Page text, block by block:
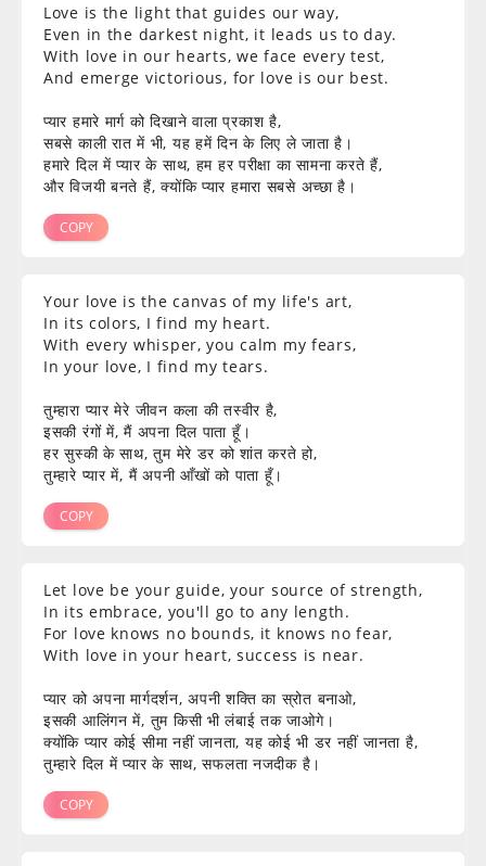
Love is the light that guides our way,
Even in the darkest night, it leads us to day.
With love in our hearts, we face every test,
And emerge victorious, for love is our best.
प्यार हमारे मार्ग को दिखाने वाला प्रकाश है,
सबसे काली रात में भी, यह हमें दिन के लिए ले जाता है।
हमारे दिल में प्यार के साथ, हम हर परीक्षा का सामना करते हैं,
और विजयी बनते हैं, क्योंकि प्यार हमारा सबसे अच्छा है।
COPY
Your love is the canvas of my life's art,
In its colors, I find my heart.
With every whisper, you calm my fears,
In your love, I find my tears.
तुम्हारा प्यार मेरे जीवन कला की तस्वीर है,
इसकी रंगों में, मैं अपना दिल पाता हूँ।
हर सुस्की के साथ, तुम मेरे डर को शांत करते हो,
तुम्हारे प्यार में, मैं अपनी आँखों को पाता हूँ।
COPY
Let love be your guide, your source of strength,
In its embrace, you'll go to any length.
For love knows no bounds, it knows no fear,
With love in your heart, success is near.
प्यार को अपना मार्गदर्शन, अपनी शक्ति का स्रोत बनाओ,
इसकी आलिंगन में, तुम किसी भी लंबाई तक जाओगे।
क्योंकि प्यार कोई सीमा नहीं जानता, यह कोई भी डर नहीं जानता है,
तुम्हारे दिल में प्यार के साथ, सफलता नजदीक है।
COPY